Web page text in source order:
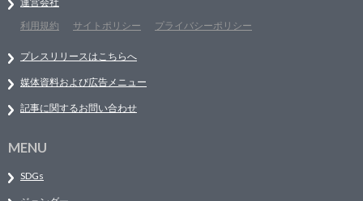
利用規約
サイトポリシー プライバシーポリシー
プレスリリースはこちらへ
媒体資料および広告メニュー
記事に関するお問い合わせ
MENU
SDGs